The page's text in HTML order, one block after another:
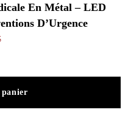
En Métal – LED
D’Urgence